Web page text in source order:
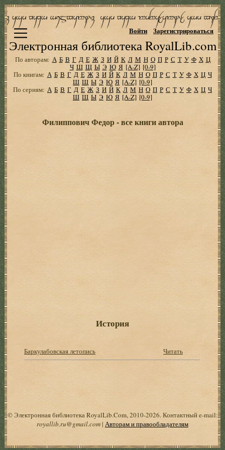
Электронная библиотека RoyalLib.com
Войти Зарегистрироваться
По авторам: А Б В Г Д Е Ж З И Й К Л М Н О П Р С Т У Ф Х Ц
Ч Ш Щ Ы Э Ю Я [A-Z] [0-9]
По книгам: А Б В Г Д Е Ж З И Й К Л М Н О П Р С Т У Ф Х Ц Ч
Ш Щ Ы Э Ю Я [A-Z] [0-9]
По сериям: А Б В Г Д Е Ж З И Й К Л М Н О П Р С Т У Ф Х Ц Ч
Ш Щ Ы Э Ю Я [A-Z] [0-9]
Филиппович Федор - все книги автора
История
Баркулабовская летопись Читать
© Электронная библиотека RoyalLib.Com, 2010-2026. Контактный e-mail:
royallib.ru@gmail.com| Авторам и правообладателям